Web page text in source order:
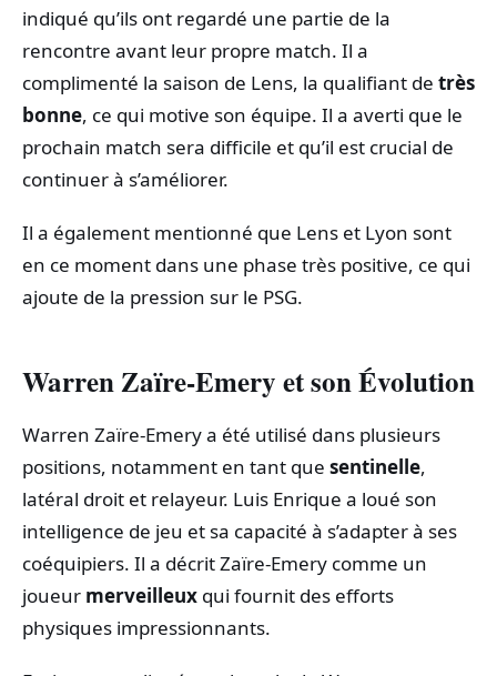
indiqué qu’ils ont regardé une partie de la
rencontre avant leur propre match. Il a
complimenté la saison de Lens, la qualifiant de très
bonne, ce qui motive son équipe. Il a averti que le
prochain match sera difficile et qu’il est crucial de
continuer à s’améliorer.
Il a également mentionné que Lens et Lyon sont
en ce moment dans une phase très positive, ce qui
ajoute de la pression sur le PSG.
Warren Zaïre-Emery et son Évolution
Warren Zaïre-Emery a été utilisé dans plusieurs
positions, notamment en tant que sentinelle,
latéral droit et relayeur. Luis Enrique a loué son
intelligence de jeu et sa capacité à s’adapter à ses
coéquipiers. Il a décrit Zaïre-Emery comme un
joueur merveilleux qui fournit des efforts
physiques impressionnants.